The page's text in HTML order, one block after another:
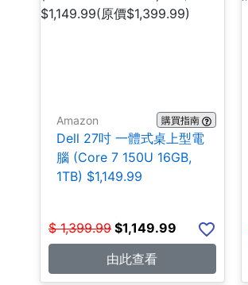
Amazon 購買指南
Dell 27吋 一體式桌上型電
腦 (Core 7 150U 16GB,
1TB) $1,149.99
$ 1,399.99 $1,149.99
由此查看